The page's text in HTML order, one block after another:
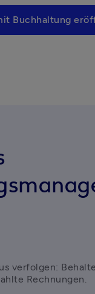
Buchhaltung
verfolgen:
Rechnungen.